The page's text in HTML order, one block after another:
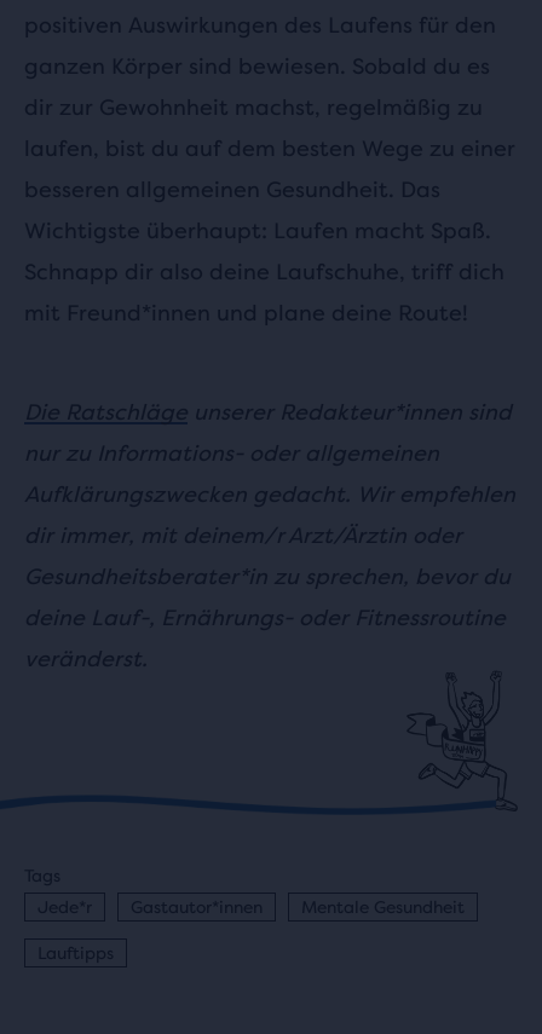
positiven Auswirkungen des Laufens für den
ganzen Körper sind bewiesen. Sobald du es
dir zur Gewohnheit machst, regelmäßig zu
laufen, bist du auf dem besten Wege zu einer
besseren allgemeinen Gesundheit. Das
Wichtigste überhaupt: Laufen macht Spaß.
Schnapp dir also deine Laufschuhe, triff dich
mit Freund*innen und plane deine Route!
Die Ratschläge unserer Redakteur*innen sind
nur zu Informations- oder allgemeinen
Aufklärungszwecken gedacht. Wir empfehlen
dir immer, mit deinem/r Arzt/Ärztin oder
Gesundheitsberater*in zu sprechen, bevor du
deine Lauf-, Ernährungs- oder Fitnessroutine
veränderst.
Tags
Jede*r
Gastautor*innen Mentale Gesundheit
Lauftipps